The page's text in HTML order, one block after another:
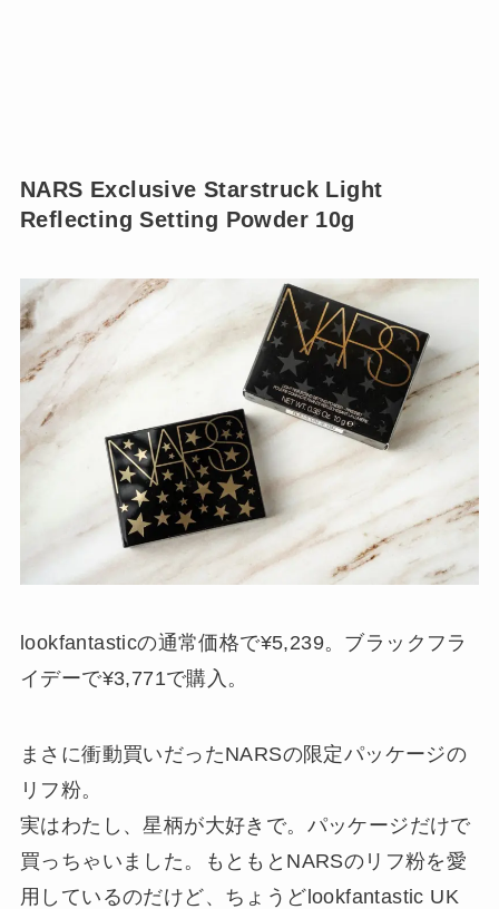
NARS Exclusive Starstruck Light
Reflecting Setting Powder 10g
lookfantasticの通常価格で¥5,239。ブラックフラ
イデーで¥3,771で購入。
まさに衝動買いだったNARSの限定パッケージの
リフ粉。
実はわたし、星柄が大好きで。パッケージだけで
買っちゃいました。もともとNARSのリフ粉を愛
用しているのだけど、ちょうどlookfantastic UK